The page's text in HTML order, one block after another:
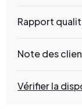
Rapport
Note des
Vérifier la